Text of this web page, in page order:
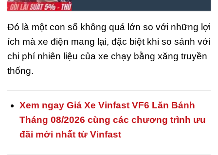
Đó là một con số không quá lớn so với những lợi
ích mà xe điện mang lại, đặc biệt khi so sánh với
chi phí nhiên liệu của xe chạy bằng xăng truyền
thống.
Xem ngayGiá Xe Vinfast VF6 Lăn Bánh
Tháng 08/2026 cùng các chương trình ưu
đãi mới nhất từ Vinfast